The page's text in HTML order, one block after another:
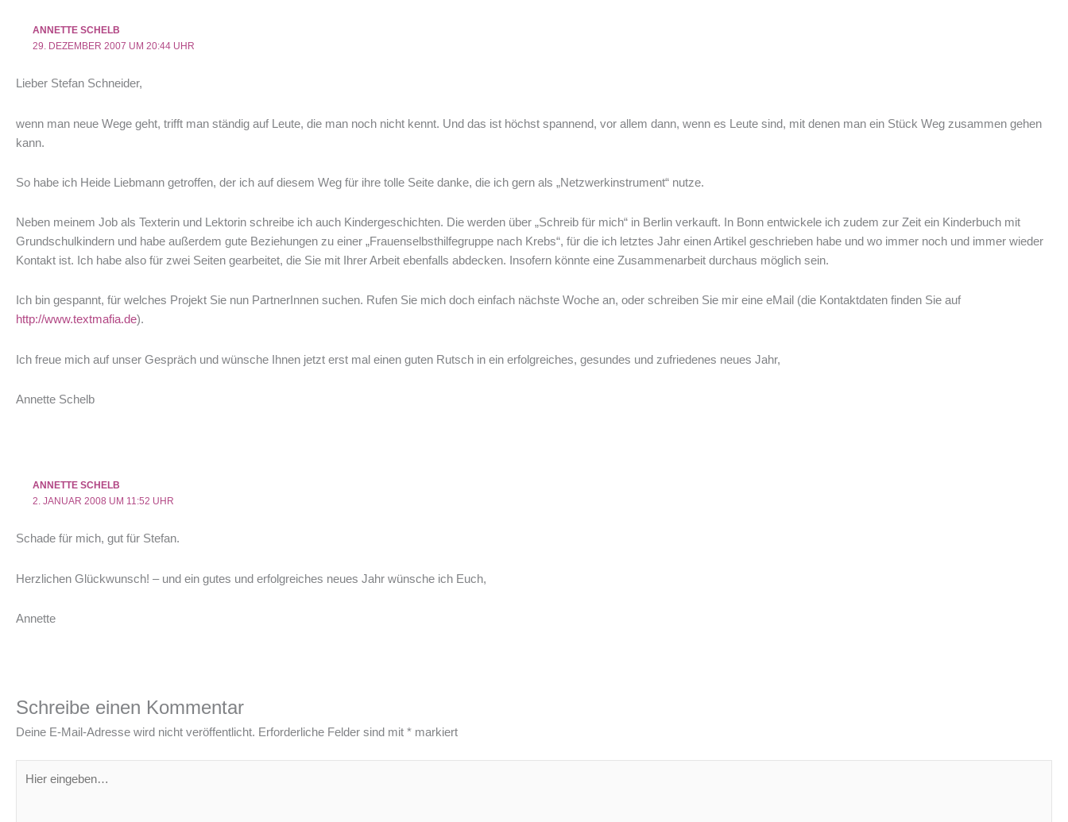
ANNETTE SCHELB
29. DEZEMBER 2007 UM 20:44 UHR
Lieber Stefan Schneider,
wenn man neue Wege geht, trifft man ständig auf Leute, die man noch nicht kennt. Und das ist höchst spannend, vor allem dann, wenn es Leute sind, mit denen man ein Stück Weg zusammen gehen
kann.
So habe ich Heide Liebmann getroffen, der ich auf diesem Weg für ihre tolle Seite danke, die ich gern als „Netzwerkinstrument“ nutze.
Neben meinem Job als Texterin und Lektorin schreibe ich auch Kindergeschichten. Die werden über „Schreib für mich“ in Berlin verkauft. In Bonn entwickele ich zudem zur Zeit ein Kinderbuch mit
Grundschulkindern und habe außerdem gute Beziehungen zu einer „Frauenselbsthilfegruppe nach Krebs“, für die ich letztes Jahr einen Artikel geschrieben habe und wo immer noch und immer wieder
Kontakt ist. Ich habe also für zwei Seiten gearbeitet, die Sie mit Ihrer Arbeit ebenfalls abdecken. Insofern könnte eine Zusammenarbeit durchaus möglich sein.
Ich bin gespannt, für welches Projekt Sie nun PartnerInnen suchen. Rufen Sie mich doch einfach nächste Woche an, oder schreiben Sie mir eine eMail (die Kontaktdaten finden Sie auf
http://www.textmafia.de).
Ich freue mich auf unser Gespräch und wünsche Ihnen jetzt erst mal einen guten Rutsch in ein erfolgreiches, gesundes und zufriedenes neues Jahr,
Annette Schelb
ANNETTE SCHELB
2. JANUAR 2008 UM 11:52 UHR
Schade für mich, gut für Stefan.
Herzlichen Glückwunsch! – und ein gutes und erfolgreiches neues Jahr wünsche ich Euch,
Annette
Schreibe einen Kommentar
Deine E-Mail-Adresse wird nicht veröffentlicht. Erforderliche Felder sind mit * markiert
eingeben…